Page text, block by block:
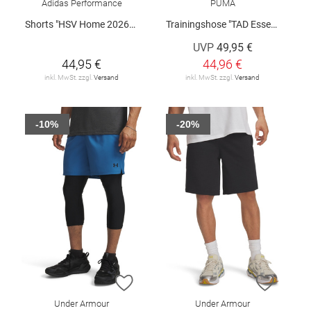
Adidas Performance
Shorts "HSV Home 2026/2027"
44,95 €
inkl. MwSt. zzgl. Versand
PUMA
Trainingshose "TAD Essentials"
UVP 49,95 €
44,96 €
inkl. MwSt. zzgl. Versand
ZUR WUNSCHLISTE HINZUFÜGEN
Under Armour
-10%
ZUR
Under Armour
-20%